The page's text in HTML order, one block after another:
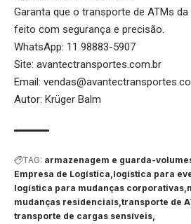
Garanta que o transporte de ATMs
feito com segurança e precisão.
WhatsApp: 11 98883-5907
Site: avantectransportes.com.br
Email:
Autor: Krüger Balm
TAG: armazenagem e guarda-
Empresa de Logística logística para
logística para mudanças corporativas
mudanças residenciais transporte de
transporte de cargas sensíveis